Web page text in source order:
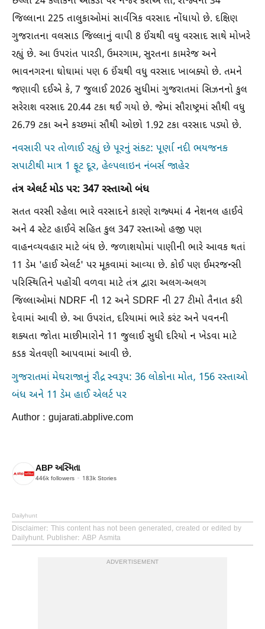
જિલ્લાના 225 તાલુકાઓમાં સાર્વત્રિક વરસાદ નોંધાયો છે. દક્ષિણ
ગુજરાતના વલસાડ જિલ્લાનું વાપી 8 ઈંચથી વધુ વરસાદ સાથે મોખરે
રહ્યું છે. આ ઉપરાંત પારડી, ઉમરગામ, સુરતના કામરેજ અને
ભાવનગરના ઘોઘામાં પણ 6 ઈંચથી વધુ વરસાદ ખાબક્યો છે. તમને
જણાવી દઈએ કે, 7 જુલાઈ 2026 સુધીમાં ગુજરાતમાં સિઝનનો કુલ
સરેરાશ વરસાદ 20.44 ટકા થઈ ગયો છે. જેમાં સૌરાષ્ટ્રમાં સૌથી વધુ
26.79 ટકા અને કચ્છમાં સૌથી ઓછો 1.92 ટકા વરસાદ પડ્યો છે.
નવસારી પર તોળાઈ રહ્યું છે પૂરનું સંકટ: પૂર્ણા નદી ભયજનક
સપાટીથી માત્ર 1 ફૂટ દૂર, હેલ્પલાઇન નંબર્સ જાહેર
તંત્ર એલર્ટ મોડ પર: 347 રસ્તાઓ બંધ
સતત વરસી રહેલા ભારે વરસાદને કારણે રાજ્યમાં 4 નેશનલ હાઈવે
અને 4 સ્ટેટ હાઈવે સહિત કુલ 347 રસ્તાઓ હજી પણ
વાહનવ્યવહાર માટે બંધ છે. જળાશયોમાં પાણીની ભારે આવક થતાં
11 ડેમ 'હાઈ એલર્ટ' પર મૂકવામાં આવ્યા છે. કોઈ પણ ઈમરજન્સી
પરિસ્થિતિને પહોંચી વળવા માટે તંત્ર દ્વારા અલગ-અલગ
જિલ્લાઓમાં NDRF ની 12 અને SDRF ની 27 ટીમો તૈનાત કરી
દેવામાં આવી છે. આ ઉપરાંત, દરિયામાં ભારે કરંટ અને પવનની
શક્યતા જોતા માછીમારોને 11 જુલાઈ સુધી દરિયો ન ખેડવા માટે
કડક ચેતવણી આપવામાં આવી છે.
ગુજરાતમાં મેઘરાજાનું રૌદ્ર સ્વરૂપ: 36 લોકોના મોત, 156 રસ્તાઓ
બંધ અને 11 ડેમ હાઈ એલર્ટ પર
Author : gujarati.abplive.com
ABP અસ્મિતા
446k followers 183k Stories
Dailyhunt
Disclaimer: This content has not been generated, created or edited by
Dailyhunt. Publisher: ABP Asmita
ADVERTISEMENT